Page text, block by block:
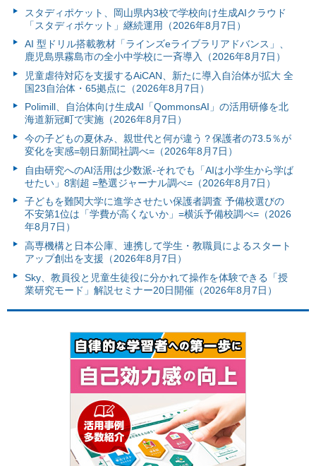
スタディポケット、岡山県内3校で学校向け生成AIクラウド
「スタディポケット」継続運用（2026年8月7日）
AI 型ドリル搭載教材「ラインズeライブラリアドバンス」、
鹿児島県霧島市の全小中学校に一斉導入（2026年8月7日）
児童虐待対応を支援するAiCAN、新たに導入自治体が拡大 全
国23自治体・65拠点に（2026年8月7日）
Polimill、自治体向け生成AI「QommonsAI」の活用研修を北
海道新冠町で実施（2026年8月7日）
今の子どもの夏休み、親世代と何が違う？保護者の73.5％が
変化を実感=朝日新聞社調べ=（2026年8月7日）
自由研究へのAI活用は少数派-それでも「AIは小学生から学ば
せたい」8割超 =塾選ジャーナル調べ=（2026年8月7日）
子どもを難関大学に進学させたい保護者調査 予備校選びの
不安第1位は「学費が高くないか」=横浜予備校調べ=（2026
年8月7日）
高専機構と日本公庫、連携して学生・教職員によるスタート
アップ創出を支援（2026年8月7日）
Sky、教員役と児童生徒役に分かれて操作を体験できる「授
業研究モード」解説セミナー20日開催（2026年8月7日）